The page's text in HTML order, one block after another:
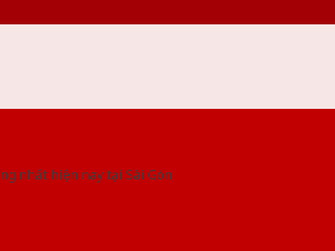
nhất hiện nay tại Sài Gòn